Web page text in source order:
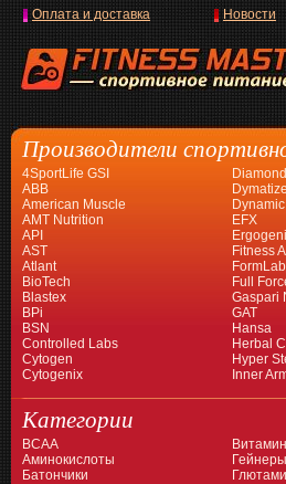
Оплата и доставка Новости
Производители
4SportLife GSI
ABB
American Muscle
AMT Nutrition
API
AST
Atlant
BioTech
Blastex
BPi
BSN
Controlled Labs
Cytogen
Cytogenix
EFX
Fitness
Full
Gaspari
GAT
Hansa
Herbal
Hyper
Inner
Категории
BCAA
Аминокислоты
Батончики
Гейнеры